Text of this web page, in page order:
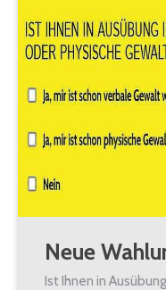
Neue
Ist Ihnen in